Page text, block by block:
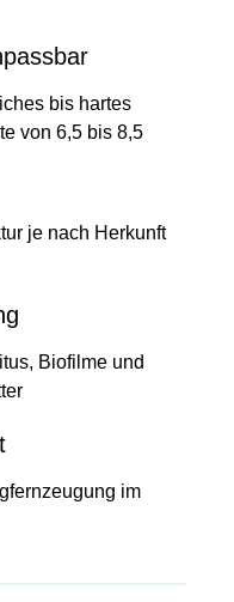
bis hartes
von 6,5 bis 8,5
je nach Herkunft
Biofilme und
im